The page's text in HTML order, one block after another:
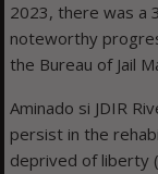
2023, there was a
noteworthy
the Bureau of Jail
Aminado si JDIR
persist in the
deprived of liberty